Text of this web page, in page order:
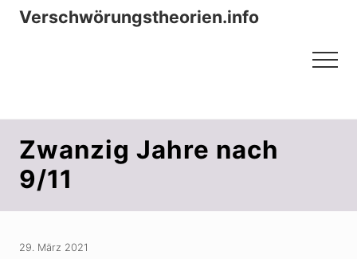
Menu
Zum
ZurVerschwörungstheorien.info
Menu
Zwanzig Jahre nach
9/11
29. März 2021